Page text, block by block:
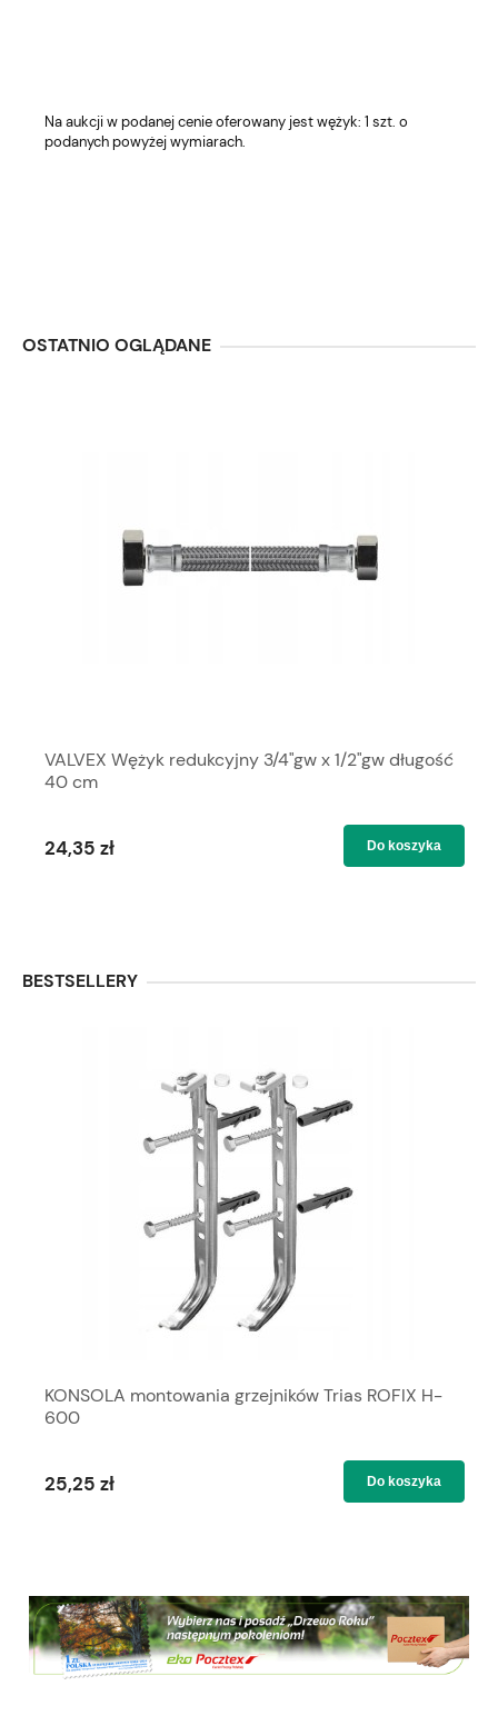
Na aukcji w podanej cenie oferowany jest wężyk: 1 szt. o
podanych powyżej wymiarach.
OSTATNIO OGLĄDANE
VALVEX Wężyk redukcyjny 3/4"gw x 1/2"gw długość
40 cm
24,35 zł Do koszyka
BESTSELLERY
KONSOLA montowania grzejników Trias ROFIX H-
600
25,25 zł Do koszyka